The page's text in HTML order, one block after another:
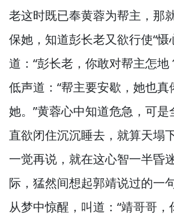
老这时既已奉黄蓉为帮主， 那
保她， 知道彭长老又欲行使“慑
道：“彭长老， 你敢对帮主怎地
低声道：“帮主要安歇， 她也真
她。”黄蓉心中知道危急， 可是
直欲闭住沉沉睡去， 就算天塌
一觉再说， 就在这心智一半昏
际， 猛然间想起郭靖说过的一
从梦中惊醒， 叫道：“靖哥哥，